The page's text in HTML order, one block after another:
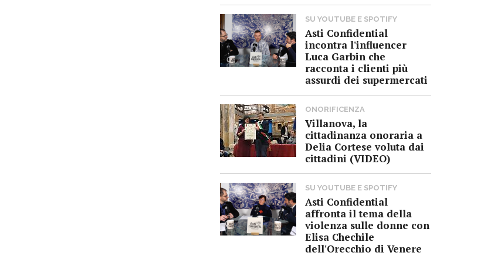
SU YOUTUBE E SPOTIFY
Asti Confidential
incontra l'influencer
Luca Garbin che
racconta i clienti più
assurdi dei supermercati
ONORIFICENZA
Villanova, la
cittadinanza onoraria a
Delia Cortese voluta dai
cittadini (VIDEO)
SU YOUTUBE E SPOTIFY
Asti Confidential
affronta il tema della
violenza sulle donne con
Elisa Chechile
dell'Orecchio di Venere